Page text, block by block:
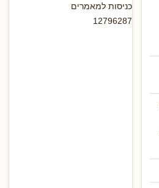
כניסות למאמרים
12796287